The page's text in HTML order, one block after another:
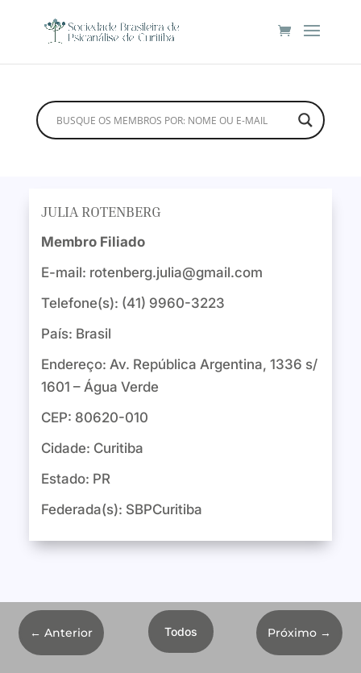
JULIA ROTENBERG
Membro Filiado
E-mail: rotenberg.julia@gmail.com
Telefone(s): (41) 9960-3223
País: Brasil
Endereço: Av. República Argentina, 1336 s/
1601 – Água Verde
CEP: 80620-010
Cidade: Curitiba
Estado: PR
Federada(s): SBPCuritiba
←Anterior Todos Próximo→